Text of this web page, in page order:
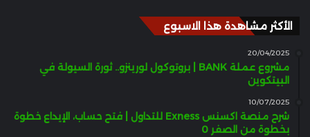
الأكثر مشاهدة هذا الاسبوع
20/04/2025
مشروع عملة BANK | بروتوكول لورينزو.. ثورة السيولة في
البيتكوين
10/07/2025
شرح منصة اكسنس Exness للتداول | فتح حساب، الإيداع خطوة
بخطوة من الصفر 0